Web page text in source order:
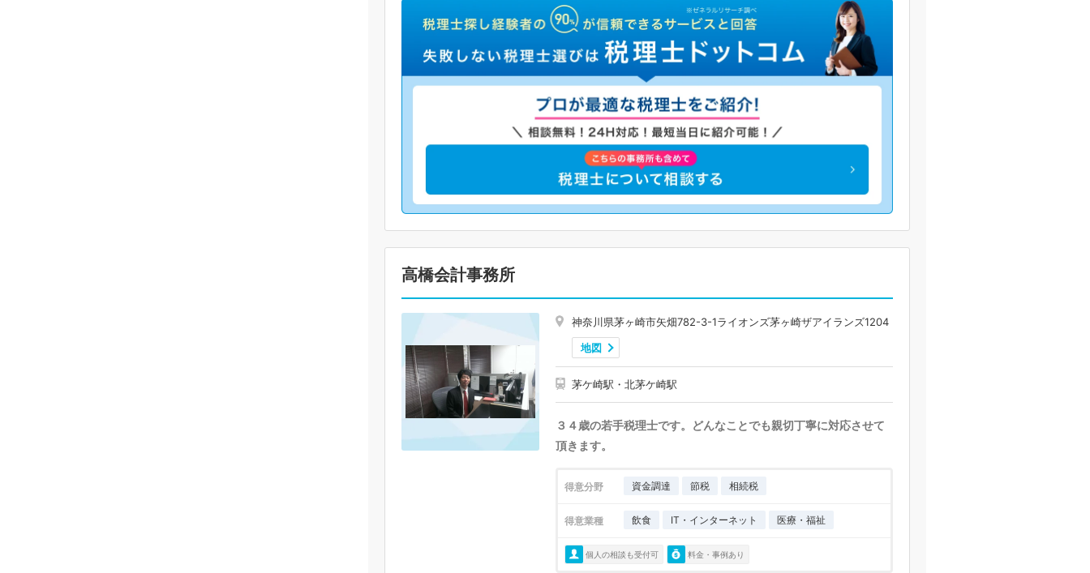
高橋会計事務所
神奈川県茅ヶ崎市矢畑782-3-1ライオンズ茅ヶ崎ザアイランズ1204
地図
茅ケ崎駅・北茅ケ崎駅
３４歳の若手税理士です。どんなことでも親切丁寧に対応させて
頂きます。
得意分野 資金調達 節税 相続税
得意業種 飲食 IT・インターネット 医療・福祉
個人の相談も受付可 料金・事例あり